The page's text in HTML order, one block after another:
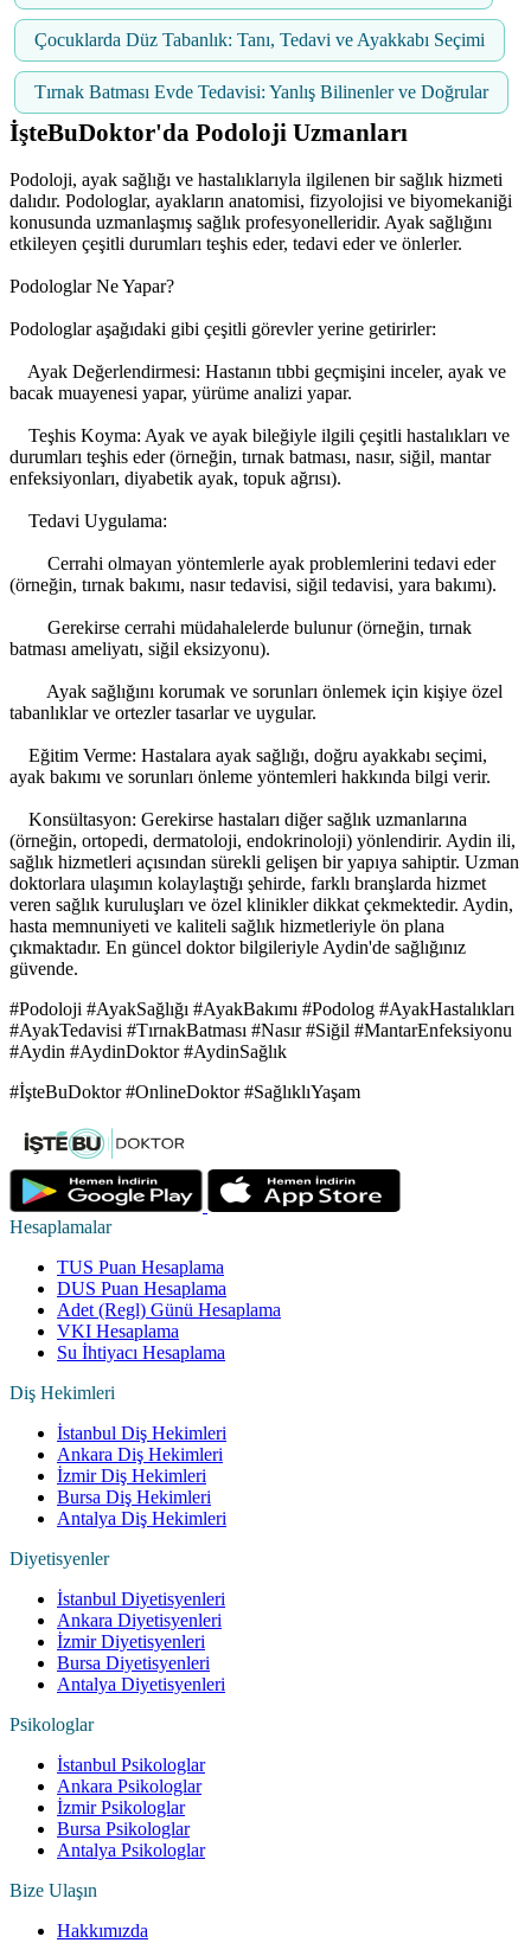
Çocuklarda Düz Tabanlık: Tanı, Tedavi ve Ayakkabı Seçimi
Tırnak Batması Evde Tedavisi: Yanlış Bilinenler ve Doğrular
İşteBuDoktor'da Podoloji Uzmanları
Podoloji, ayak sağlığı ve hastalıklarıyla ilgilenen bir sağlık hizmeti
dalıdır. Podologlar, ayakların anatomisi, fizyolojisi ve biyomekaniği
konusunda uzmanlaşmış sağlık profesyonelleridir. Ayak sağlığını
etkileyen çeşitli durumları teşhis eder, tedavi eder ve önlerler.
Podologlar Ne Yapar?
Podologlar aşağıdaki gibi çeşitli görevler yerine getirirler:
Ayak Değerlendirmesi: Hastanın tıbbi geçmişini inceler, ayak ve
bacak muayenesi yapar, yürüme analizi yapar.
Teşhis Koyma: Ayak ve ayak bileğiyle ilgili çeşitli hastalıkları ve
durumları teşhis eder (örneğin, tırnak batması, nasır, siğil, mantar
enfeksiyonları, diyabetik ayak, topuk ağrısı).
Tedavi Uygulama:
Cerrahi olmayan yöntemlerle ayak problemlerini tedavi eder
(örneğin, tırnak bakımı, nasır tedavisi, siğil tedavisi, yara bakımı).
Gerekirse cerrahi müdahalelerde bulunur (örneğin, tırnak
batması ameliyatı, siğil eksizyonu).
Ayak sağlığını korumak ve sorunları önlemek için kişiye özel
tabanlıklar ve ortezler tasarlar ve uygular.
Eğitim Verme: Hastalara ayak sağlığı, doğru ayakkabı seçimi,
ayak bakımı ve sorunları önleme yöntemleri hakkında bilgi verir.
Konsültasyon: Gerekirse hastaları diğer sağlık uzmanlarına
(örneğin, ortopedi, dermatoloji, endokrinoloji) yönlendirir. Aydin ili,
sağlık hizmetleri açısından sürekli gelişen bir yapıya sahiptir. Uzman
doktorlara ulaşımın kolaylaştığı şehirde, farklı branşlarda hizmet
veren sağlık kuruluşları ve özel klinikler dikkat çekmektedir. Aydin,
hasta memnuniyeti ve kaliteli sağlık hizmetleriyle ön plana
çıkmaktadır. En güncel doktor bilgileriyle Aydin'de sağlığınız
güvende.
#Podoloji #AyakSağlığı #AyakBakımı #Podolog #AyakHastalıkları
#AyakTedavisi #TırnakBatması #Nasır #Siğil #MantarEnfeksiyonu
#Aydin #AydinDoktor #AydinSağlık
#İşteBuDoktor #OnlineDoktor #SağlıklıYaşam
Hesaplamalar
TUS Puan Hesaplama
DUS Puan Hesaplama
Adet (Regl) Günü Hesaplama
VKI Hesaplama
Su İhtiyacı Hesaplama
Diş Hekimleri
İstanbul Diş Hekimleri
Ankara Diş Hekimleri
İzmir Diş Hekimleri
Bursa Diş Hekimleri
Antalya Diş Hekimleri
Diyetisyenler
İstanbul Diyetisyenleri
Ankara Diyetisyenleri
İzmir Diyetisyenleri
Bursa Diyetisyenleri
Antalya Diyetisyenleri
Psikologlar
İstanbul Psikologlar
Ankara Psikologlar
İzmir Psikologlar
Bursa Psikologlar
Antalya Psikologlar
Bize Ulaşın
Hakkımızda